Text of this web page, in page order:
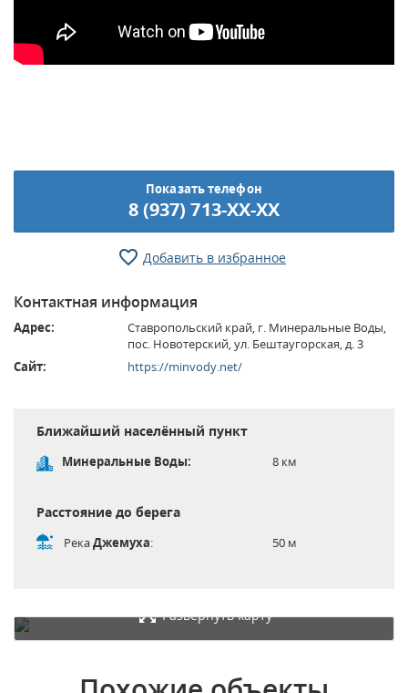
Показать телефон
8 (937) 713-XX-XX
Добавить в избранное
Контактная информация
Адрес:
Ставропольский край, г. Минеральные Воды,
пос. Новотерский, ул. Бештаугорская, д. 3
Сайт:
https://minvody.net/
Ближайший населённый пункт
Минеральные Воды: 8 км
Расстояние до берега
РекаДжемуха: 50 м
Развернуть карту